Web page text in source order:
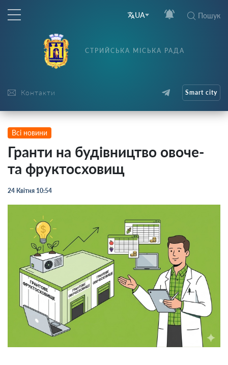
UA Пошук
Контакти
СТРИЙСЬКА МІСЬКА РАДА
Smart city
Всі новини
Гранти на будівництво овоче-
та фруктосховищ
24 Квітня 10:54